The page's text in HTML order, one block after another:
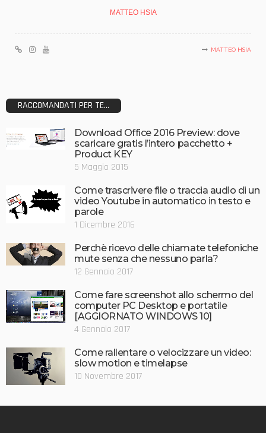
MATTEO HSIA
MATTEO HSIA
RACCOMANDATI PER TE...
Download Office 2016 Preview: dove
scaricare gratis l’intero pacchetto +
Product KEY
5 Maggio 2015
Come trascrivere file o traccia audio di un
video Youtube in automatico in testo e
parole
1 Dicembre 2016
Perchè ricevo delle chiamate telefoniche
mute senza che nessuno parla?
12 Gennaio 2017
Come fare screenshot allo schermo del
computer PC Desktop e portatile
[AGGIORNATO WINDOWS 10]
4 Gennaio 2017
Come rallentare o velocizzare un video:
slow motion e timelapse
10 Novembre 2017